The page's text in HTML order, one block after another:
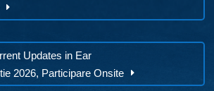
Updates in Ear
2026, Participare Onsite